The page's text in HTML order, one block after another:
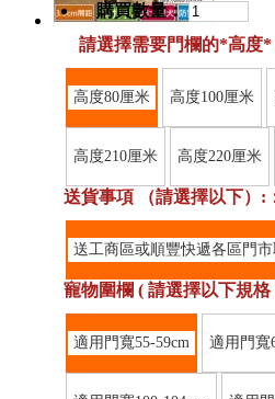
購買數量：
請選擇需要門欄的*高度*
高度80厘米 高度100厘米
高度210厘米 高度220厘米
送貨事項 （請選擇以下）:
送工商區或順豐快遞各區門市
寵物圍欄 ( 請選擇以下規格
適用門寬55-59cm 適用門寬